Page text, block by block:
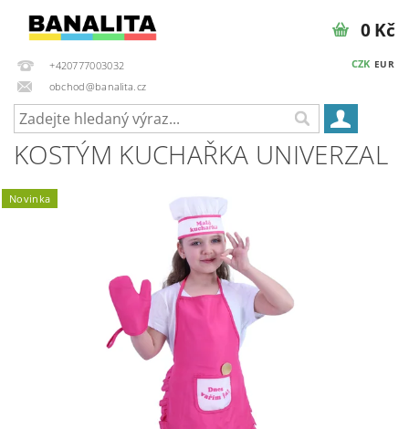
+420777003032
obchod@banalita.cz
CZK EUR
0 Kč
KOSTÝM KUCHAŘKA UNIVERZAL
Novinka